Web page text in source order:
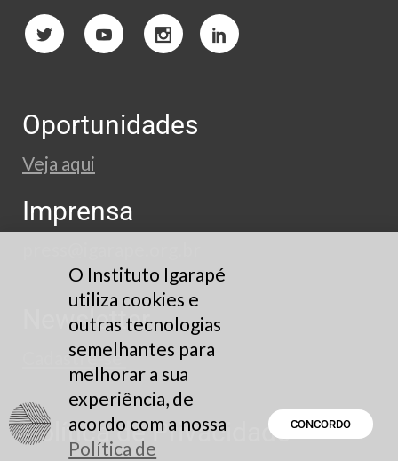
Oportunidades
Veja aqui
Imprensa
Newsletter
Cadastre-se
Política de Privacidade
O Instituto Igarapé
utiliza cookies e
outras tecnologias
semelhantes para
melhorar a sua
experiência, de
acordo com a nossa
Política de
CONCORDO